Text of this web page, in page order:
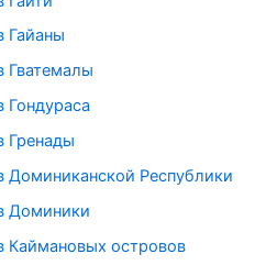
Гайаны
Гватемалы
Гондураса
Гренады
Доминиканской Республики
Доминики
Каймановых островов